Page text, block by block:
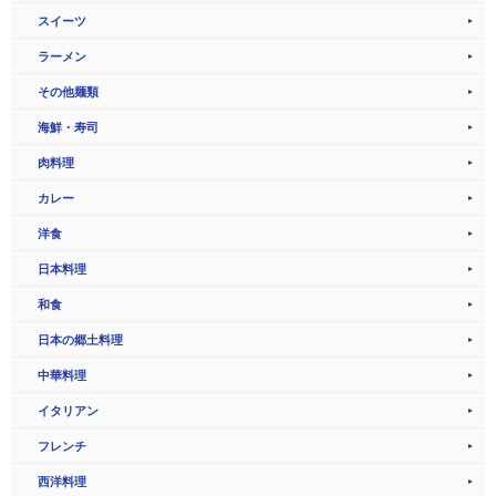
スイーツ
ラーメン
その他麺類
海鮮・寿司
肉料理
カレー
洋食
日本料理
和食
日本の郷土料理
中華料理
イタリアン
フレンチ
西洋料理